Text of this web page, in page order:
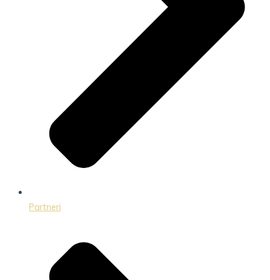
Partneri